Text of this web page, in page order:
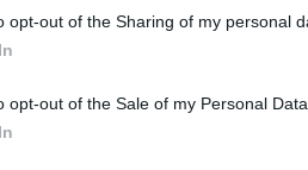
opt-out of the Sharing of my personal
opt-out of the Sale of my Personal Data.
összetűzés miatt kell
kormányzat és a